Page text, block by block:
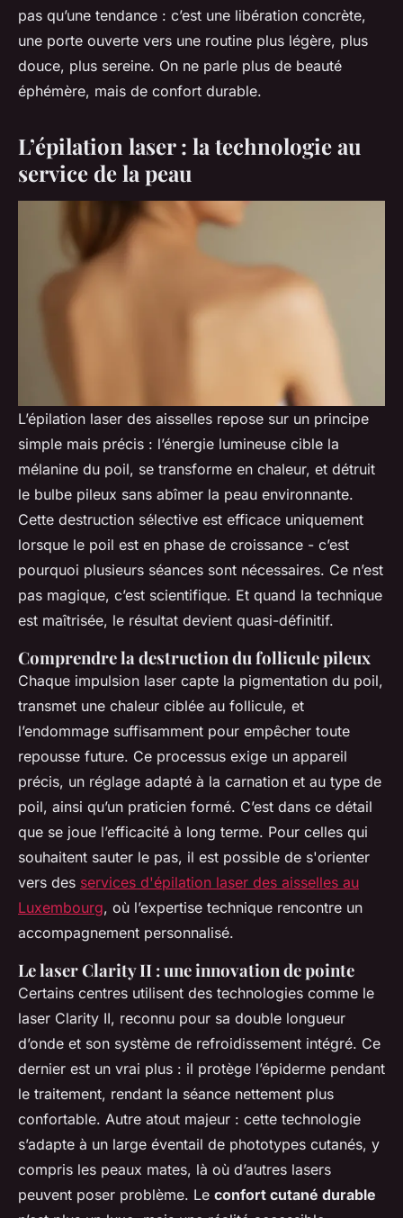
pas qu’une tendance : c’est une libération concrète,
une porte ouverte vers une routine plus légère, plus
douce, plus sereine. On ne parle plus de beauté
éphémère, mais de confort durable.
L’épilation laser : la technologie au
service de la peau
L’épilation laser des aisselles repose sur un principe
simple mais précis : l’énergie lumineuse cible la
mélanine du poil, se transforme en chaleur, et détruit
le bulbe pileux sans abîmer la peau environnante.
Cette destruction sélective est efficace uniquement
lorsque le poil est en phase de croissance - c’est
pourquoi plusieurs séances sont nécessaires. Ce n’est
pas magique, c’est scientifique. Et quand la technique
est maîtrisée, le résultat devient quasi-définitif.
Comprendre la destruction du follicule pileux
Chaque impulsion laser capte la pigmentation du poil,
transmet une chaleur ciblée au follicule, et
l’endommage suffisamment pour empêcher toute
repousse future. Ce processus exige un appareil
précis, un réglage adapté à la carnation et au type de
poil, ainsi qu’un praticien formé. C’est dans ce détail
que se joue l’efficacité à long terme. Pour celles qui
souhaitent sauter le pas, il est possible de s'orienter
vers des services d'épilation laser des aisselles au
Luxembourg, où l’expertise technique rencontre un
accompagnement personnalisé.
Le laser Clarity II : une innovation de pointe
Certains centres utilisent des technologies comme le
laser Clarity II, reconnu pour sa double longueur
d’onde et son système de refroidissement intégré. Ce
dernier est un vrai plus : il protège l’épiderme pendant
le traitement, rendant la séance nettement plus
confortable. Autre atout majeur : cette technologie
s’adapte à un large éventail de phototypes cutanés, y
compris les peaux mates, là où d’autres lasers
peuvent poser problème. Le confort cutané durable